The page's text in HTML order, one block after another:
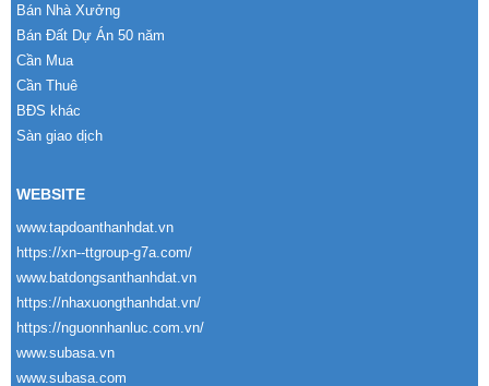
Bán Nhà Xưởng
Bán Đất Dự Án 50 năm
Cần Mua
Cần Thuê
BĐS khác
Sàn giao dịch
WEBSITE
www.tapdoanthanhdat.vn
https://xn--ttgroup-g7a.com/
www.batdongsanthanhdat.vn
https://nhaxuongthanhdat.vn/
https://nguonnhanluc.com.vn/
www.subasa.vn
www.subasa.com